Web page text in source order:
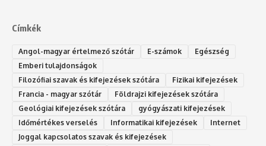
Címkék
Angol-magyar értelmező szótár E-számok
Egészség
Emberi tulajdonságok
Filozófiai szavak és kifejezések szótára
Fizikai kifejezések
Francia - magyar szótár
Földrajzi kifejezések szótára
Geológiai kifejezések szótára
gyógyászati kifejezések
Időmértékes verselés
Informatikai kifejezések
Internet
Joggal kapcsolatos szavak és kifejezések